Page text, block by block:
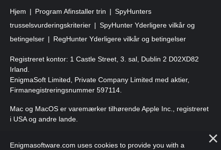
Hjem Program Afinstaller trin
SpyHunters
trusselsvurderingskriterier
SpyHunter Yderligere vilkår og
betingelser
RegHunter Yderligere vilkår og betingelser
Registreret kontor: 1 Castle Street, 3. sal, Dublin 2 D02XD82
Irland.
EnigmaSoft Limited, Private Company Limited med aktier,
Firmanegistreringsnummer 597114.
Mac og MacOS er varemærker tilhørende Apple Inc., registreret
i USA og andre lande.
forbeholdes.
Enigmasoftware.com uses cookies to provide you with a